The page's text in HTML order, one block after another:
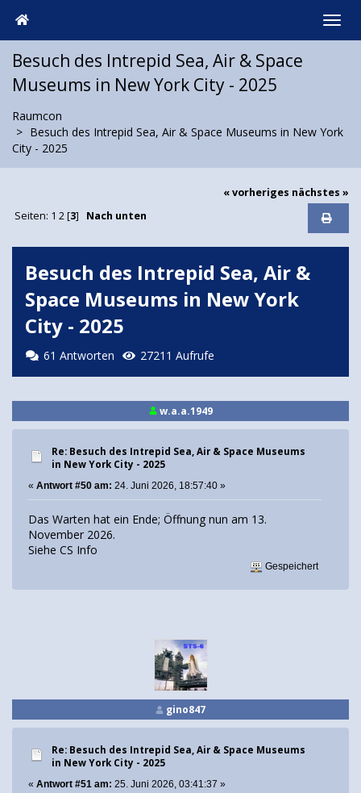
Besuch des Intrepid Sea, Air & Space
Museums in New York City - 2025
Raumcon
Besuch des Intrepid Sea, Air & Space Museums in New York
City - 2025
« vorheriges nächstes »
Seiten: 1 2[3] Nach unten
Besuch des Intrepid Sea, Air &
Space Museums in New York
City - 2025
61 Antworten 27211 Aufrufe
w.a.a.1949
Re: Besuch des Intrepid Sea, Air & Space Museums
in New York City - 2025
« Antwort #50 am: 24. Juni 2026, 18:57:40 »
Das Warten hat ein Ende; Öffnung nun am 13.
November 2026.
Siehe CS Info
Gespeichert
gino847
Re: Besuch des Intrepid Sea, Air & Space Museums
in New York City - 2025
« Antwort #51 am: 25. Juni 2026, 03:41:37 »